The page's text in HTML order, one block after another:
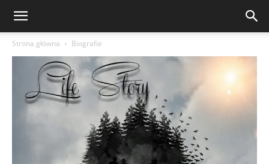
Strona główna Biografie